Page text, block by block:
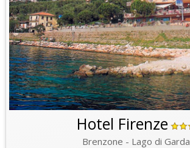
Hotel Firenze
Brenzone - Lago di Garda